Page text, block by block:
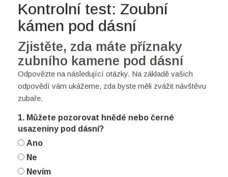
Kontrolní test: Zoubní
kámen pod dásní
Zjistěte, zda máte příznaky
zubního kamene pod dásní
Odpovězte na následující otázky. Na základě vašich
odpovědí vám ukážeme, zda byste měli zvážit návštěvu
zubaře.
1. Můžete pozorovat hnědé nebo černé
usazeniny pod dásní?
Ano
Ne
Nevím